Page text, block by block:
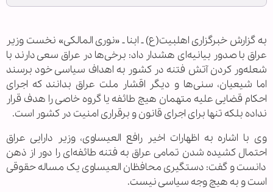
به گزارش خبرگزاری اهل‎بیت(ع) ـ ابنا ـ «نوری المالکی» نخست وزیر
عراق با صدور بیانیه‌ای هشدار داد: برخی‌ها در عراق سعی دارند با
شعله‌ور کردن آتش فتنه در کشور به اهداف سیاسی خود برسند
اما شیعیان، سنی‌ها و دیگر اقشار ملت عراق بدانند که اجرای
احکام قضایی علیه متهمان هیچ طائفه‌ یا گروه خاصی را هدف قرار
نداده بلکه تنها برای اجرای قانون و برقراری امنیت در کشور است.
وی با اشاره به اظهارات اخیر رافع العیساوی، وزیر دارایی عراق
احتمال کشیده شدن تمامی عراق به فتنه طائفه‌ای را دور از ذهن
دانست و گفت: دستگیری محافظان العیساوی یک مساله حقوقی
است و به هیچ وجه سیاسی نیست.